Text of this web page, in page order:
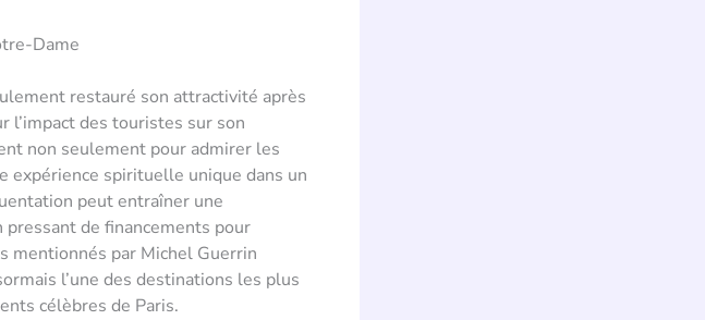
Dame
restauré son attractivité après
l’impact des touristes sur son
non seulement pour admirer les
expérience spirituelle unique dans un
peut entraîner une
de financements pour
mentionnés par Michel Guerrin
l’une des destinations les plus
célèbres de Paris.